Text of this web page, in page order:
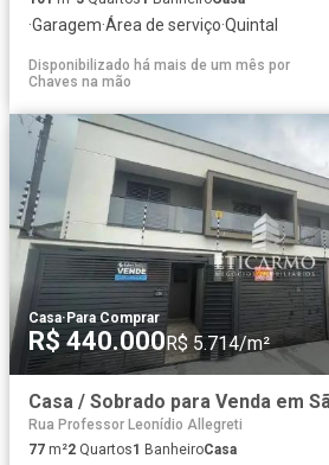
·Garagem·Área de serviço·Quintal
Disponibilizado há mais de um mês por
Chaves na mão
Casa· Para Comprar
R$ 440.000 R$ 5.714/m²
Rua Professor Leonídio Allegreti
77 m²2 Quartos1 BanheiroCasa